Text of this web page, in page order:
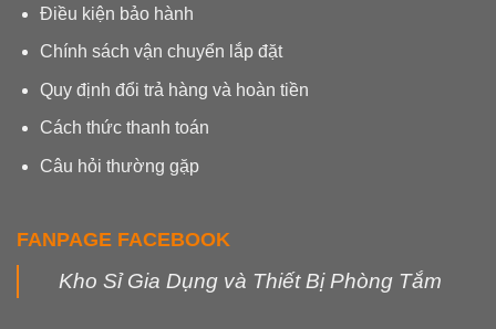
Điều kiện bảo hành
Chính sách vận chuyển lắp đặt
Quy định đổi trả hàng và hoàn tiền
Cách thức thanh toán
Câu hỏi thường gặp
FANPAGE FACEBOOK
Kho Sỉ Gia Dụng và Thiết Bị Phòng Tắm